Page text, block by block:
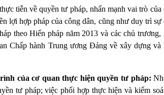
tiễn về quyền tư pháp, nhấn mạnh vai trò của
lợi hợp pháp của công dân, cũng như duy trì sự
theo Hiến pháp năm 2013 và các chủ trương,
Chấp hành Trung ương Đảng về xây dựng và
của cơ quan thực hiện quyền tư pháp:
tư pháp; việc phối hợp thực hiện và kiểm